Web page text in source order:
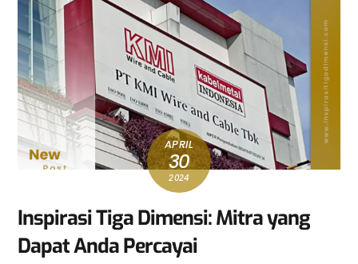
APRIL
30
2024
Inspirasi Tiga Dimensi: Mitra yang
Dapat Anda Percayai